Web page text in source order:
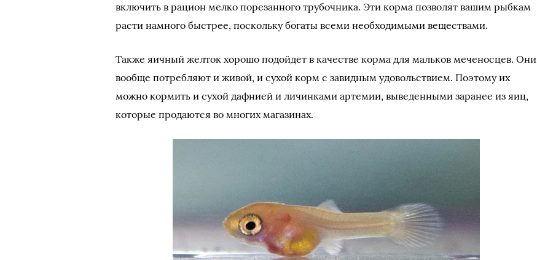
включить в рацион мелко порезанного трубочника. Эти корма позволят вашим рыбкам
расти намного быстрее, поскольку богаты всеми необходимыми веществами.
Также яичный желток хорошо подойдет в качестве корма для мальков меченосцев. Они
вообще потребляют и живой, и сухой корм с завидным удовольствием. Поэтому их
можно кормить и сухой дафнией и личинками артемии, выведенными заранее из яиц,
которые продаются во многих магазинах.